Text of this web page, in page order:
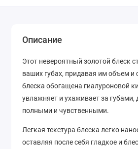
Описание
Этот невероятный золотой блеск
ваших губах, придавая им объем и
блеска обогащена гиалуроновой
увлажняет и ухаживает за губами,
полными и чувственными.
Легкая текстура блеска легко
оставляя после себя гладкое и